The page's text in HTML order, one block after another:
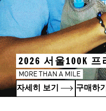
2026 서울100K
MORE THAN A MILE
자세히 보기 구매하기